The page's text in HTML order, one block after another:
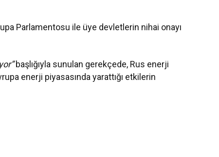
Parlamentosu ile üye devletlerin nihai onayı
başlığıyla sunulan gerekçede, Rus enerji
enerji piyasasında yarattığı etkilerin